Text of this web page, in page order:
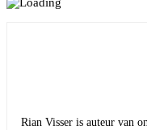
Rian Visser is auteur van